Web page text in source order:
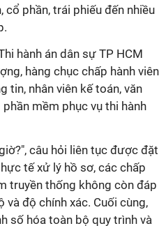
phần, trái phiếu đến nhiều
hành án dân sự TP HCM
hàng chục chấp hành viên
tin, nhân viên kế toán, văn
mềm phục vụ thi hành
câu hỏi liên tục được đặt
tế xử lý hồ sơ, các chấp
truyền thống không còn đáp
độ chính xác. Cuối cùng,
số hóa toàn bộ quy trình và